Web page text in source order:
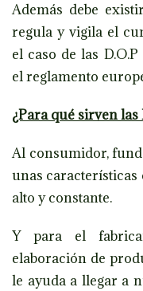
Además debe
regula y vigila el
el caso de las
el reglamento
¿Para qué sirven las
Al consumidor,
unas
alto y constante.
Y para el
elaboración de
le ayuda a llegar a